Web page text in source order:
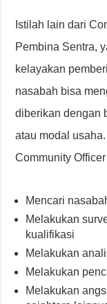
Istilah lain dari
Pembina Sentra,
kelayakan
nasabah bisa
diberikan dengan
atau modal
Community Officer
Mencari
Melakukan
kualifikasi
Melakukan
Melakukan
Melakukan